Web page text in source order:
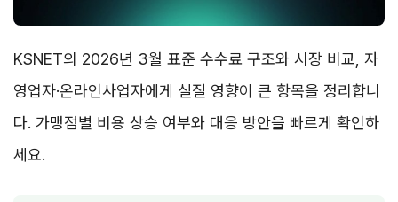
KSNET의 2026년 3월 표준 수수료 구조와 시장 비교, 자
영업자·온라인사업자에게 실질 영향이 큰 항목을 정리합니
다. 가맹점별 비용 상승 여부와 대응 방안을 빠르게 확인하
세요.